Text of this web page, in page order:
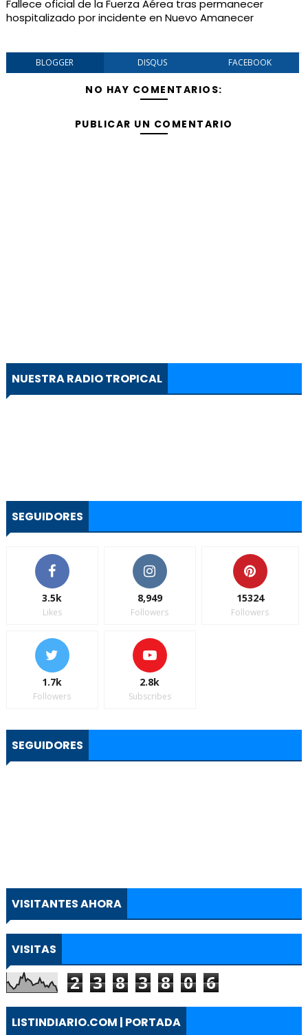
Fallece oficial de la Fuerza Aérea tras permanecer
hospitalizado por incidente en Nuevo Amanecer
BLOGGER DISQUS FACEBOOK
NO HAY COMENTARIOS:
PUBLICAR UN COMENTARIO
NUESTRA RADIO TROPICAL
SEGUIDORES
3.5k
Likes
8,949
Followers
15324
Followers
1.7k
Followers
2.8k
Subscribes
SEGUIDORES
VISITANTES AHORA
VISITAS
2 3 8 3 8 0 6
LISTINDIARIO.COM | PORTADA